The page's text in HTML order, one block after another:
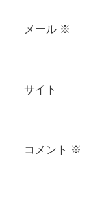
メール ※
サイト
コメント ※